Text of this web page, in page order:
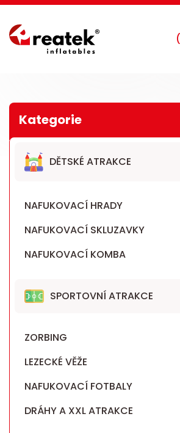
DĚTSKÉ ATRAKCE
NAFUKOVACÍ HRADY
NAFUKOVACÍ SKLUZAVKY
NAFUKOVACÍ KOMBA
SPORTOVNÍ ATRAKCE
ZORBING
LEZECKÉ VĚŽE
NAFUKOVACÍ FOTBALY
DRÁHY A XXL ATRAKCE